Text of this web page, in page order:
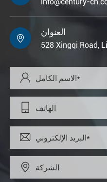
info@century-

العنوان
528 Xingqi Road,



